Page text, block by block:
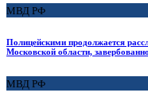
МВД РФ
Полицейскими продолжается
Московской области,
МВД РФ